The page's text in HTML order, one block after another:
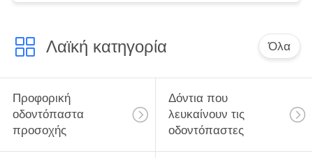
Λαϊκή κατηγορία Όλα
Προφορική
οδοντόπαστα
προσοχής
Δόντια που
λευκαίνουν τις
οδοντόπαστες